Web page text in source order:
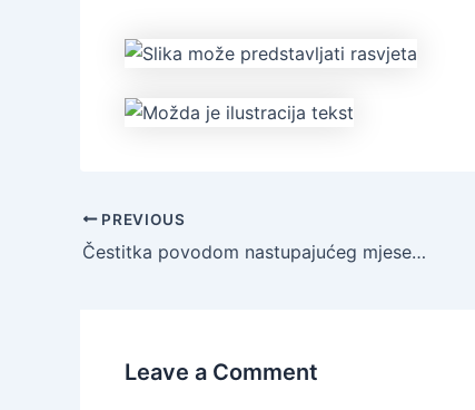
PREVIOUS
Čestitka povodom nastupajućeg mjeseca ramazana
Leave a Comment